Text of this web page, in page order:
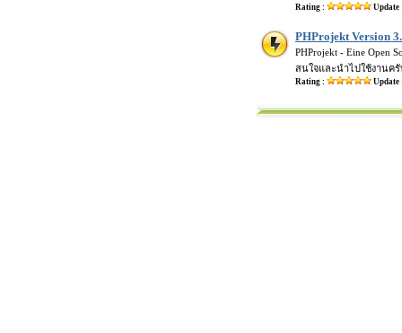
Rating : Update
PHProjekt Version
PHProjekt - Eine Open
สนใจและนำไปใช้งานค
Rating : Update